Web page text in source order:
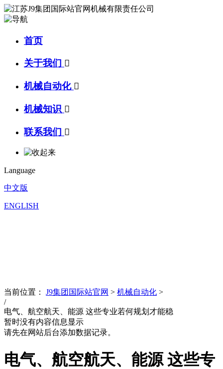
首页
关于我们 
机械自动化 
机械知识 
联系我们 
Language
中文版
ENGLISH
当前位置： J9集团国际站官网 > 机械自动化 >
/
电气、航空航天、能源 这些专业若何规划才能稳
暂时没有内容信息显示
请先在网站后台添加数据记录。
电气、航空航天、能源 这些专